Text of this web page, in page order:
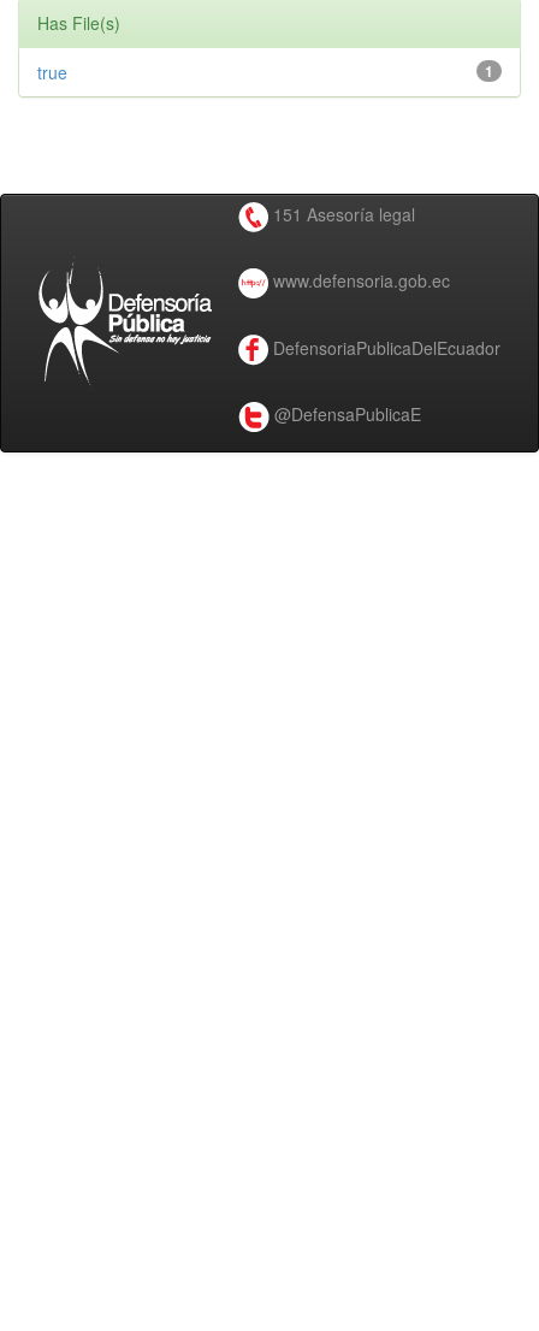
Has File(s)
1
true
151 Asesoría legal
www.defensoria.gob.ec
DefensoriaPublicaDelEcuador
@DefensaPublicaE